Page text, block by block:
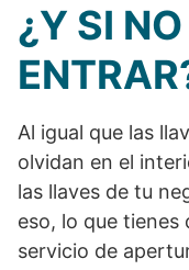
¿Y SI
Al igual que las
olvidan en el
las llaves de tu
eso, lo que tienes
servicio de